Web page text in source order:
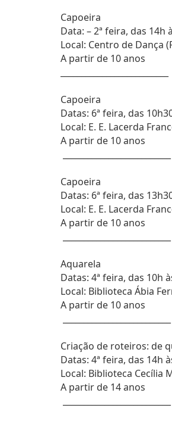
Capoeira
Data: – 2ª feira, das 14h
Local: Centro de Dança
A partir de 10 anos
Capoeira
Datas: 6ª feira, das
Local: E. E. Lacerda
A partir de 10 anos
Capoeira
Datas: 6ª feira, das
Local: E. E. Lacerda
A partir de 10 anos
Aquarela
Datas: 4ª feira, das 10h
Local: Biblioteca Ábia
A partir de 10 anos
Criação de roteiros: de
Datas: 4ª feira, das 14h
Local: Biblioteca Cecília
A partir de 14 anos